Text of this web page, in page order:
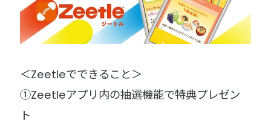
＜Zeetleでできること＞
①Zeetleアプリ内の抽選機能で特典プレゼン
ト